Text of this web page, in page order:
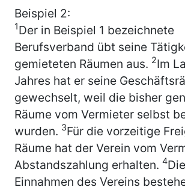
Beispiel 2:
1Der in Beispiel 1 bezeichnete
Berufsverband übt seine
gemieteten Räumen aus. 2Im
Jahres hat er seine
gewechselt, weil die bisher
Räume vom Vermieter selbst
wurden. 3Für die vorzeitige
Räume hat der Verein vom
Abstandszahlung erhalten. 4
Einnahmen des Vereins